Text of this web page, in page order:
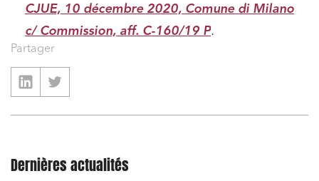
CJUE, 10 décembre 2020, Comune di Milano
c/ Commission, aff. C-160/19 P.
Partager
Dernières actualités